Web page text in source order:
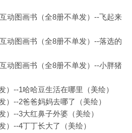
动图画书（全8册不单发）--飞起来
动图画书（全8册不单发）--落选的
动图画书（全8册不单发）--小胖猪
）--1哈哈豆生活在哪里（美绘）
）--2爸爸妈妈去哪了（美绘）
）--3大红鼻子外婆（美绘）
）--4丁丁长大了（美绘）